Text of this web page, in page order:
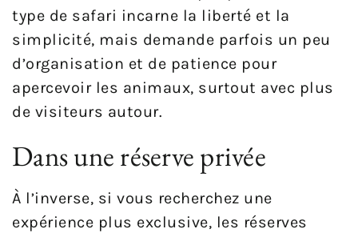
type de safari incarne la liberté et la
simplicité, mais demande parfois un peu
d’organisation et de patience pour
apercevoir les animaux, surtout avec plus
de visiteurs autour.
Dans une réserve privée
À l’inverse, si vous recherchez une
expérience plus exclusive, les réserves